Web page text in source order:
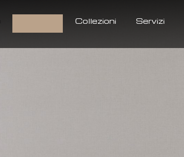
Collezioni Servizi